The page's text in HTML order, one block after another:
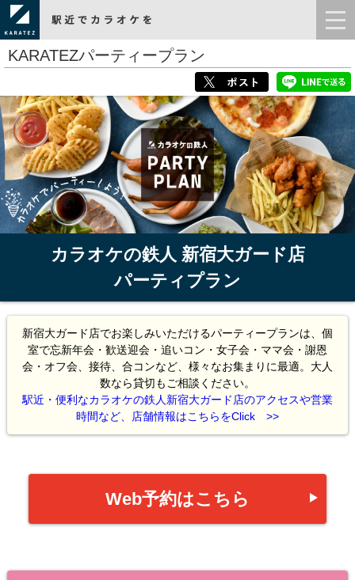
KARATEZパーティープラン
カラオケの鉄人 新宿大ガード店
パーティプラン
新宿大ガード店でお楽しみいただけるパーティープランは、個
室で忘新年会・歓送迎会・追いコン・女子会・ママ会・謝恩
会・オフ会、接待、合コンなど、様々なお集まりに最適。大人
数なら貸切もご相談ください。
駅近・便利なカラオケの鉄人新宿大ガード店のアクセスや営業
時間など、店舗情報はこちらをClick >>
Web予約はこちら